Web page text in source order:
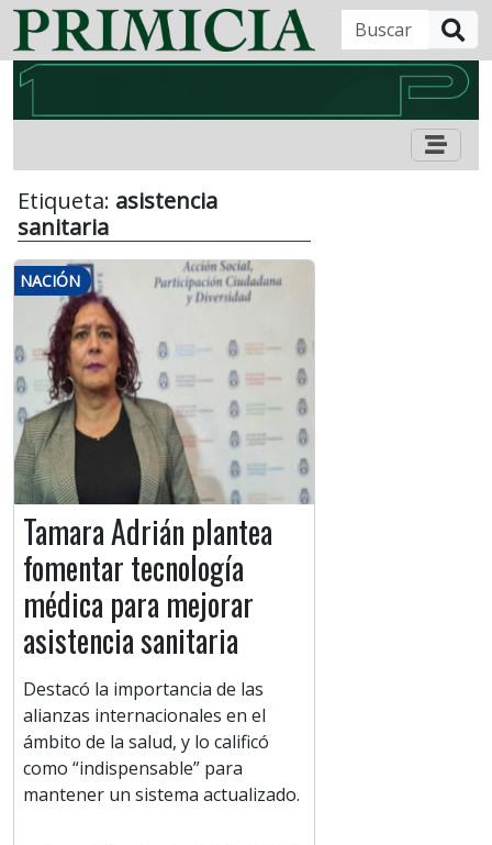
Etiqueta: asistencia
sanitaria
NACIÓN
Tamara Adrián plantea
fomentar tecnología
médica para mejorar
asistencia sanitaria
Destacó la importancia de las
alianzas internacionales en el
ámbito de la salud, y lo calificó
como “indispensable” para
mantener un sistema actualizado.